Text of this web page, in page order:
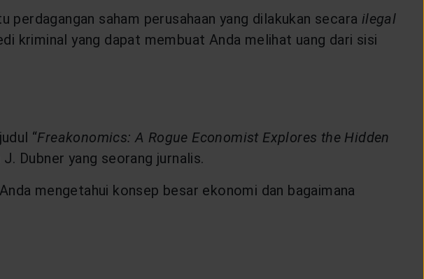
perdagangan saham perusahaan yang dilakukan secara ilegal
kriminal yang dapat membuat Anda melihat uang dari sisi
“Freakonomics: A Rogue Economist Explores the Hidden
Dubner yang seorang jurnalis.
mengetahui konsep besar ekonomi dan bagaimana